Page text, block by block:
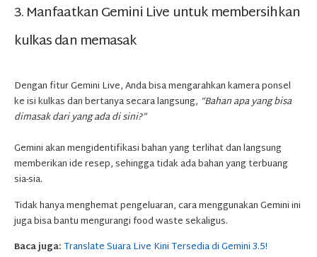
3. Manfaatkan Gemini Live untuk membersihkan
kulkas dan memasak
Dengan fitur Gemini Live, Anda bisa mengarahkan kamera ponsel
ke isi kulkas dan bertanya secara langsung, “Bahan apa yang bisa
dimasak dari yang ada di sini?”
Gemini akan mengidentifikasi bahan yang terlihat dan langsung
memberikan ide resep, sehingga tidak ada bahan yang terbuang
sia-sia.
Tidak hanya menghemat pengeluaran, cara menggunakan Gemini ini
juga bisa bantu mengurangi food waste sekaligus.
Baca juga:Translate Suara Live Kini Tersedia di Gemini 3.5!